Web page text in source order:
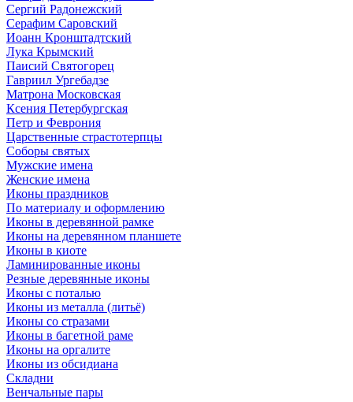
Сергий Радонежский
Серафим Саровский
Иоанн Кронштадтский
Лука Крымский
Паисий Святогорец
Гавриил Ургебадзе
Матрона Московская
Ксения Петербургская
Петр и Феврония
Царственные страстотерпцы
Соборы святых
Мужские имена
Женские имена
Иконы праздников
По материалу и оформлению
Иконы в деревянной рамке
Иконы на деревянном планшете
Иконы в киоте
Ламинированные иконы
Резные деревянные иконы
Иконы с поталью
Иконы из металла (литьё)
Иконы со стразами
Иконы в багетной раме
Иконы на оргалите
Иконы из обсидиана
Складни
Венчальные пары